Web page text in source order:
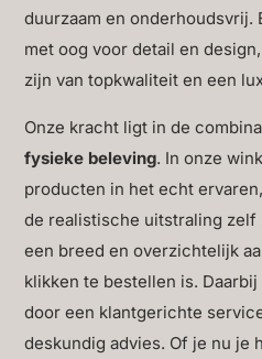
duurzaam en onderhoudsvrij.
met oog voor detail en
zijn van topkwaliteit en een
Onze kracht ligt in de
fysieke beleving. In onze
producten in het echt
de realistische uitstraling zelf
een breed en overzichtelijk
klikken te bestellen is.
door een klantgerichte
deskundig advies. Of je nu je